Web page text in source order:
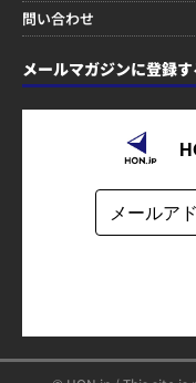
問い合わせ
メールマガジンに登録す